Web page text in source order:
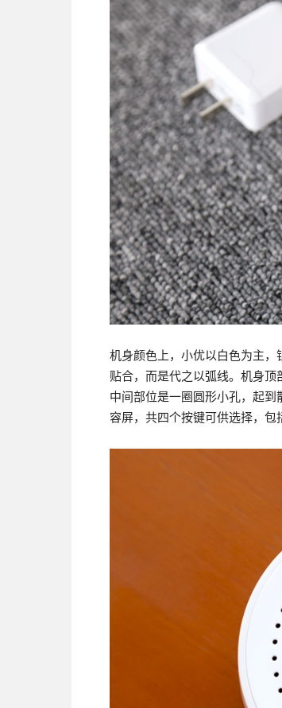
机身颜色上，小优以白色为主
贴合，而是代之以弧线。机身
中间部位是一圈圆形小孔，起
容屏，共四个按键可供选择，包